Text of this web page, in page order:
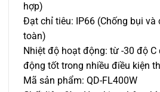
hợp)
Đạt chỉ tiêu: IP66 (Chống bụi và
toàn)
Nhiệt độ hoạt động: từ -30 độ C
động tốt trong nhiều điều kiện
Mã sản phẩm: QD-FL400W